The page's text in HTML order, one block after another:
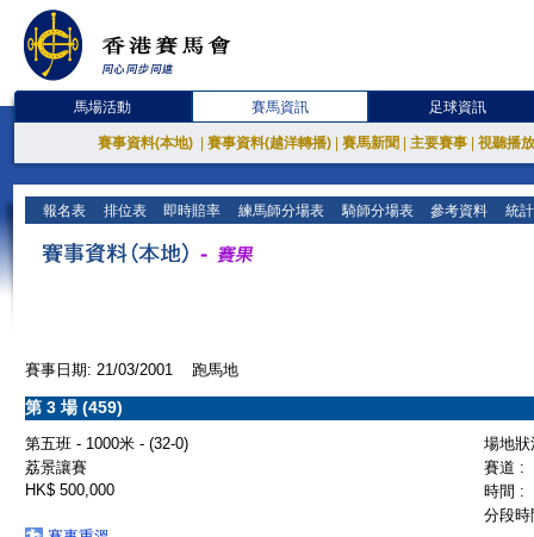
馬場活動 賽馬資訊 足球資訊
賽事資料(本地) 賽事資料(越洋轉播) 賽馬新聞 主要賽事 視聽播
報名表 排位表 即時賠率 練馬師分場表 騎師分場表 參考資料 統
賽事日期: 21/03/2001 跑馬地
第 3 場 (459)
第五班 - 1000米 - (32-0)
場地
荔景讓賽
賽道 :
HK$ 500,000
時間 :
分段